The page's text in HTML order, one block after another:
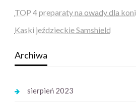
TOP 4 preparaty na owady dla koni
Kaski jeździeckie Samshield
Archiwa
sierpień 2023